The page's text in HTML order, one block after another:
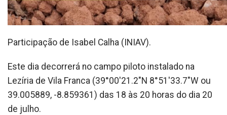
Participação de Isabel Calha (INIAV).
Este dia decorrerá no campo piloto instalado na
Lezíria de Vila Franca (39°00'21.2"N 8°51'33.7"W ou
39.005889, -8.859361) das 18 às 20 horas do dia 20
de julho.